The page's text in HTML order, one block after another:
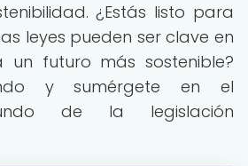
¿Estás listo para
leyes pueden ser clave en
un futuro más sostenible?
y sumérgete en el
de la legislación